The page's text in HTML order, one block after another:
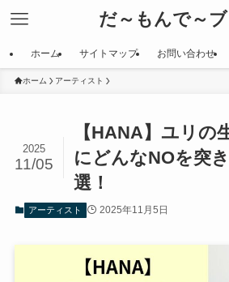
だ～もんで～
ホーム サイトマップ お問い合わせ
ホーム アーティスト
【HANA】ユリの
にどんなNOを突
選！
2025
11/05
アーティスト 2025年11月5日